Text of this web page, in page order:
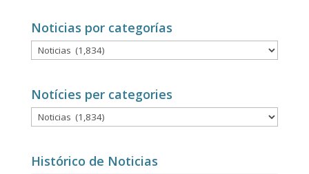
Noticias por categorías
Noticias
por
Notícies per categories
Notícies
per
Histórico de Noticias